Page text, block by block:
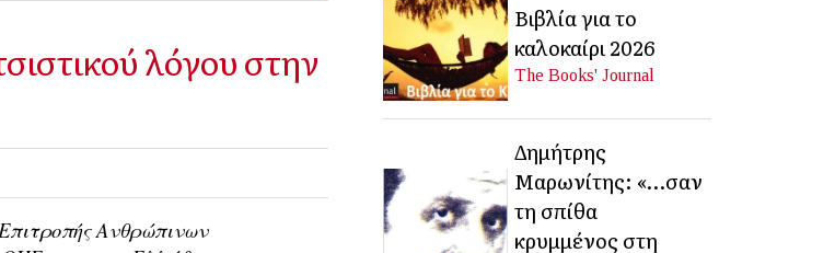
λόγου στην
Ανθρώπινων
Βιβλία για το
καλοκαίρι 2026
The Books' Journal
Δημήτρης
Μαρωνίτης: «…σαν
τη σπίθα
κρυμμένος στη